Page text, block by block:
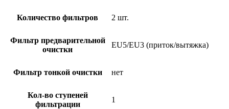
Количество фильтров 2 шт.
Фильтр предварительной
очистки
EU5/EU3 (приток/вытяжка)
Фильтр тонкой очистки нет
Кол-во ступеней
фильтрации
1